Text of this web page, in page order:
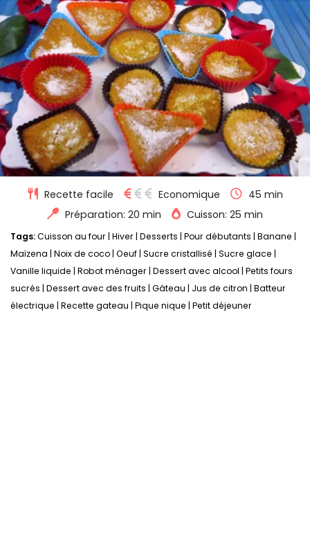
Recette facile Economique
45 min
Préparation: 20 min
Cuisson: 25 min
Tags:Cuisson au four Hiver Desserts Pour débutants Banane
Maïzena Noix de coco Oeuf Sucre cristallisé Sucre glace
Vanille liquide Robot ménager Dessert avec alcool Petits fours
sucrés Dessert avec des fruits Gâteau Jus de citron Batteur
électrique Recette gateau Pique nique Petit déjeuner